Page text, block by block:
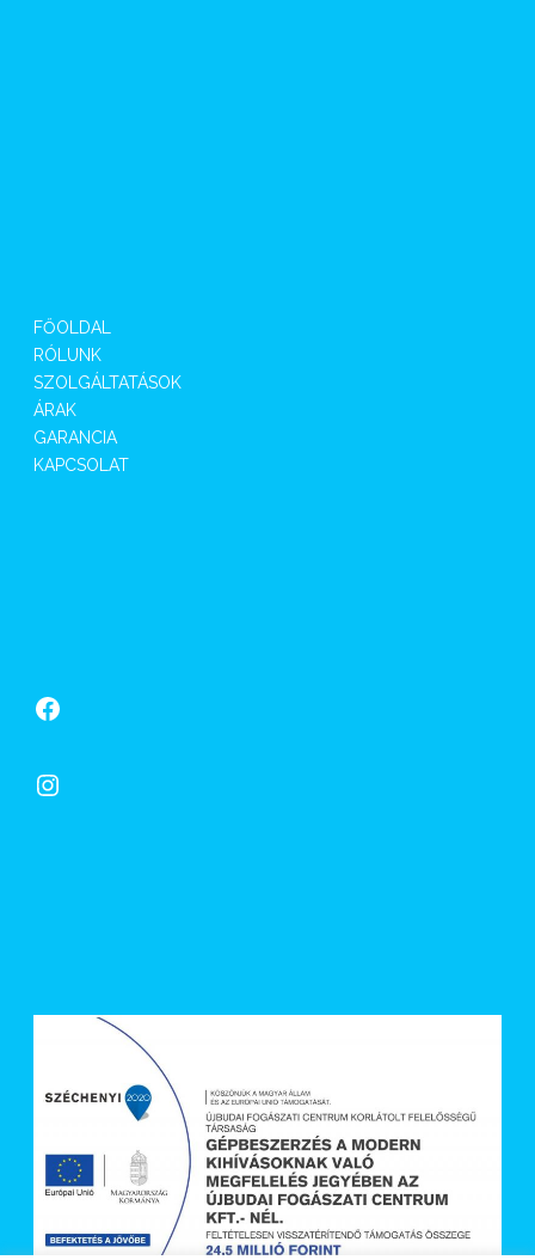
FŐOLDAL
RÓLUNK
SZOLGÁLTATÁSOK
ÁRAK
GARANCIA
KAPCSOLAT
Facebook
Instagram